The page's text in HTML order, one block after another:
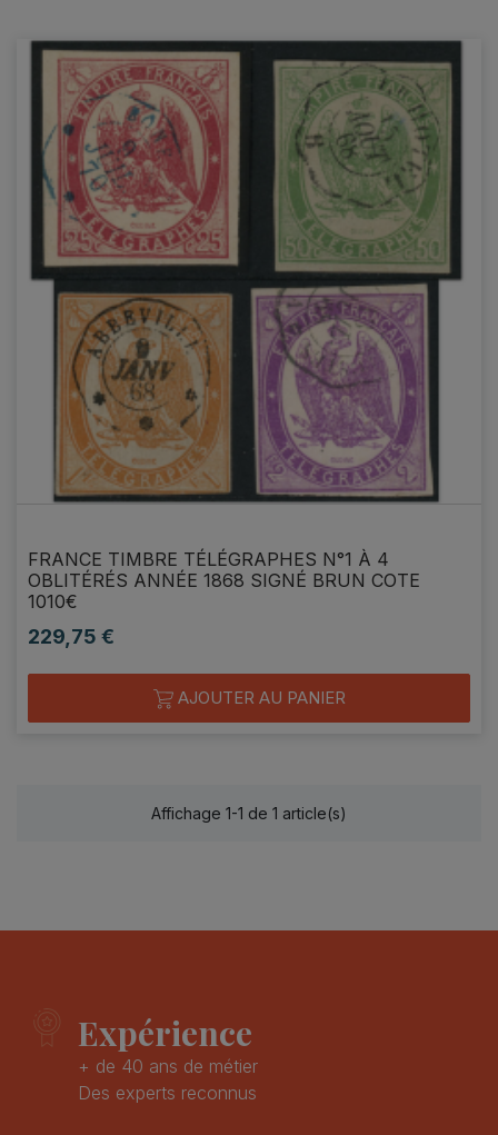
FRANCE TIMBRE TÉLÉGRAPHES N°1 À 4
OBLITÉRÉS ANNÉE 1868 SIGNÉ BRUN COTE
1010€
Prix
229,75 €
AJOUTER AU PANIER
Affichage 1-1 de 1 article(s)
Expérience
+ de 40 ans de métier
Des experts reconnus